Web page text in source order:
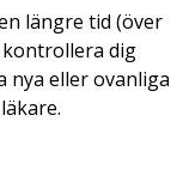
längre tid (över
dig
nya eller ovanliga